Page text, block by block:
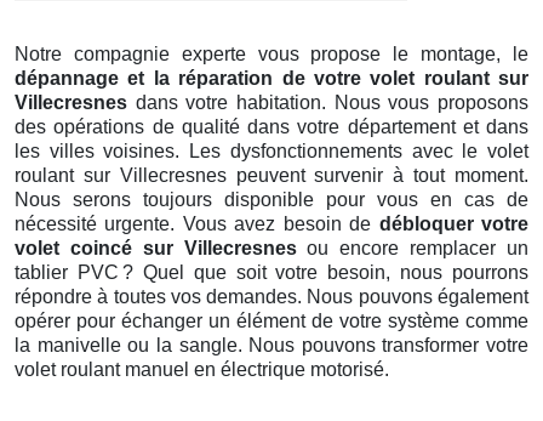
Notre compagnie experte vous propose le montage, le
dépannage et la réparation de votre volet roulant sur
Villecresnes dans votre habitation. Nous vous proposons
des opérations de qualité dans votre département et dans
les villes voisines. Les dysfonctionnements avec le volet
roulant sur Villecresnes peuvent survenir à tout moment.
Nous serons toujours disponible pour vous en cas de
nécessité urgente. Vous avez besoin de débloquer votre
volet coincé sur Villecresnesou encore remplacer un
tablier PVC ? Quel que soit votre besoin, nous pourrons
répondreà toutes vos demandes. Nous pouvonségalement
opérer pour échanger un é ément de votre système comme
la manivelle ou la sangle. Nous pouvons transformer votre
volet roulant manuel en é lectrique motorisé.